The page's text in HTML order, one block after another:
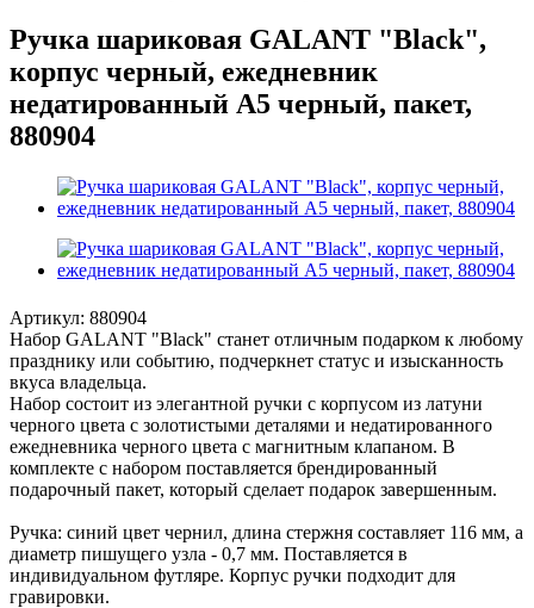
Ручка шариковая GALANT "Black",
корпус черный, ежедневник
недатированный А5 черный, пакет,
880904
Артикул: 880904
Набор GALANT "Black" станет отличным подарком к любому
празднику или событию, подчеркнет статус и изысканность
вкуса владельца.
Набор состоит из элегантной ручки с корпусом из латуни
черного цвета с золотистыми деталями и недатированного
ежедневника черного цвета с магнитным клапаном. В
комплекте с набором поставляется брендированный
подарочный пакет, который сделает подарок завершенным.
Ручка: синий цвет чернил, длина стержня составляет 116 мм, а
диаметр пишущего узла - 0,7 мм. Поставляется в
индивидуальном футляре. Корпус ручки подходит для
гравировки.